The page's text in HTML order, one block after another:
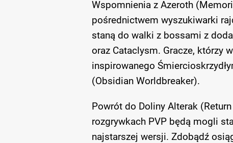
Wspomnienia z Azeroth
pośrednictwem wyszukiwarki
staną do walki z bossami z
oraz Cataclysm. Gracze, którzy
inspirowanego
(Obsidian Worldbreaker).
Powrót do Doliny Alterak
rozgrywkach PVP będą mogli
najstarszej wersji. Zdobądź